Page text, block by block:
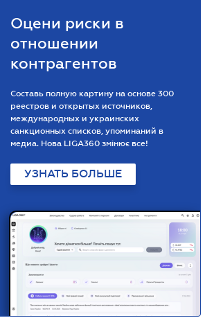
Оцени риски в
отношении
контрагентов
Составь полную картину на основе 300
реестров и открытых источников,
международных и украинских
санкционных списков, упоминаний в
медиа. Нова LIGA360 змінює все!
УЗНАТЬ БОЛЬШЕ